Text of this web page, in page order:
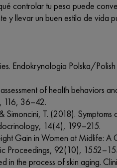
controlar tu peso puede
y llevar un buen estilo de vida
Endokrynologia Polska/
of health behaviors
116, 36–42.
T. (2018).
14(4), 199–215.
Gain in Women at Midlife: A
Proceedings, 92(10),
the process of skin aging.